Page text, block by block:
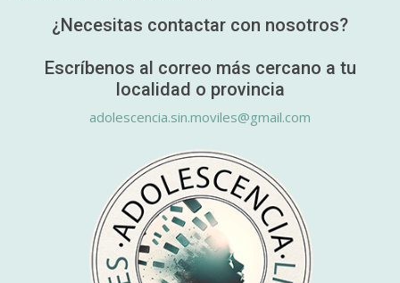
¿Necesitas contactar con nosotros?
Escríbenos al correo más cercano a tu
localidad o provincia
adolescencia.sin.moviles@gmail.com